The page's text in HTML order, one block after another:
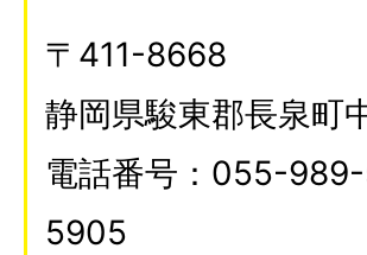
〒411-8668
静岡県駿東郡長泉町
電話番号：055-
5905